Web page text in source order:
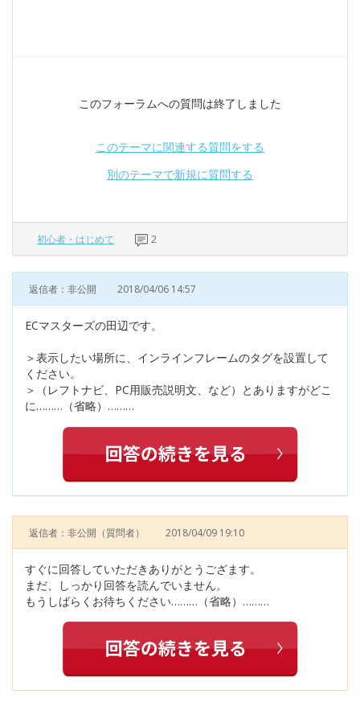
このフォーラムへの質問は終了しました
このテーマに関連する質問をする
別のテーマで新規に質問する
初心者・はじめて 2
返信者：非公開 2018/04/06 14:57
ECマスターズの田辺です。
＞表示したい場所に、インラインフレームのタグを設置して
ください。
＞（レフトナビ、PC用販売説明文、など）とありますがどこ
に………（省略）………
返信者：非公開 （質問者） 2018/04/09 19:10
すぐに回答していただきありがとうござます。
まだ、しっかり回答を読んでいません。
もうしばらくお待ちください………（省略）………